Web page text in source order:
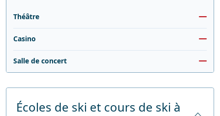
Théâtre
Casino
Salle de concert
Écoles de ski et cours de ski à